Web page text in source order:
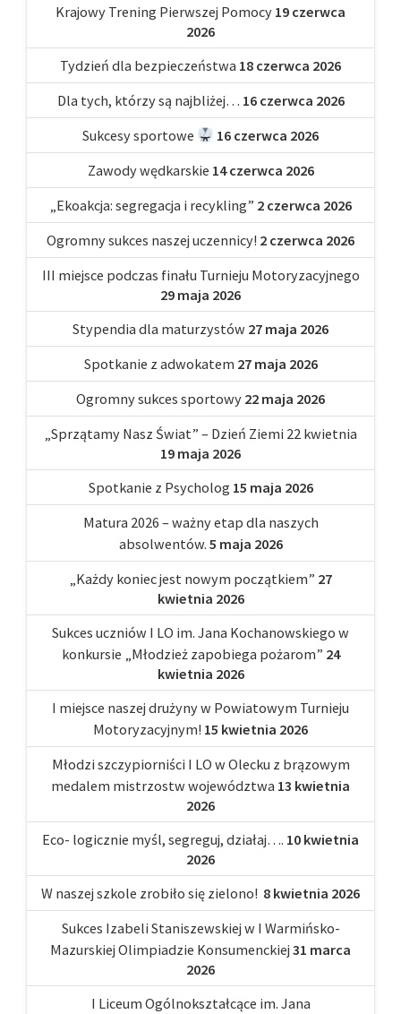
Krajowy Trening Pierwszej Pomocy 19 czerwca
2026
Tydzień dla bezpieczeństwa 18 czerwca 2026
Dla tych, którzy są najbliżej… 16 czerwca 2026
Sukcesy sportowe
16 czerwca 2026
Zawody wędkarskie 14 czerwca 2026
„Ekoakcja: segregacja i recykling” 2 czerwca 2026
Ogromny sukces naszej uczennicy! 2 czerwca 2026
III miejsce podczas finału Turnieju Motoryzacyjnego
29 maja 2026
Stypendia dla maturzystów 27 maja 2026
Spotkanie z adwokatem 27 maja 2026
Ogromny sukces sportowy 22 maja 2026
„Sprzątamy Nasz Świat” – Dzień Ziemi 22 kwietnia
19 maja 2026
Spotkanie z Psycholog 15 maja 2026
Matura 2026 – ważny etap dla naszych
absolwentów. 5 maja 2026
„Każdy koniec jest nowym początkiem” 27
kwietnia 2026
Sukces uczniów I LO im. Jana Kochanowskiego w
konkursie „Młodzież zapobiega pożarom” 24
kwietnia 2026
I miejsce naszej drużyny w Powiatowym Turnieju
Motoryzacyjnym! 15 kwietnia 2026
Młodzi szczypiorniści I LO w Olecku z brązowym
medalem mistrzostw województwa 13 kwietnia
2026
Eco- logicznie myśl, segreguj, działaj…. 10 kwietnia
2026
W naszej szkole zrobiło się zielono! 8 kwietnia 2026
Sukces Izabeli Staniszewskiej w I Warmińsko-
Mazurskiej Olimpiadzie Konsumenckiej 31 marca
2026
I Liceum Ogólnokształcące im. Jana